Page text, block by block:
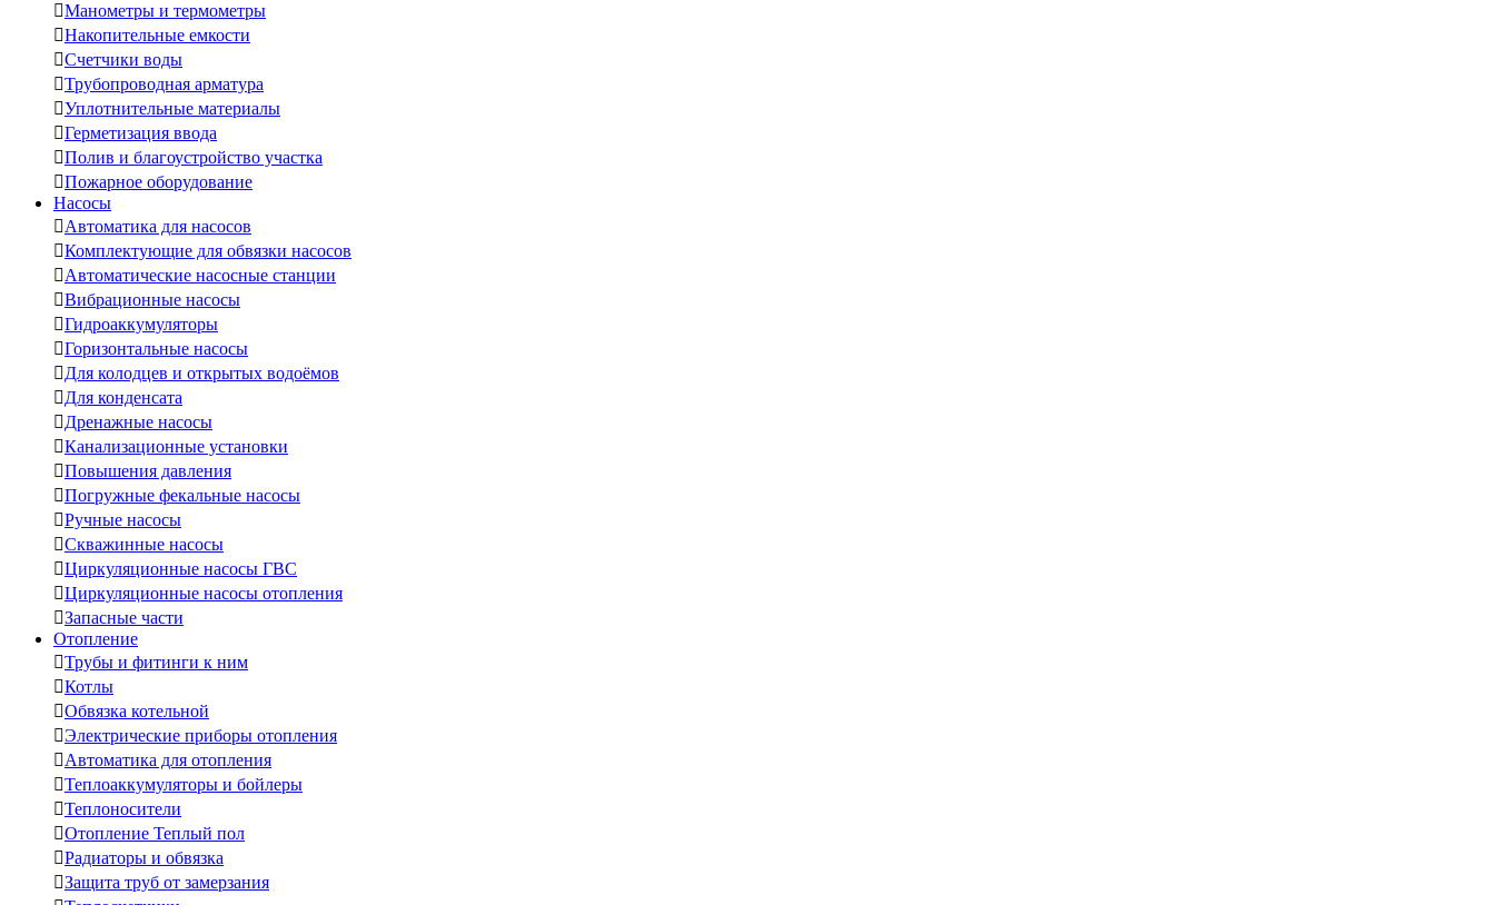
Манометры и термометры
Накопительные емкости
Счетчики воды
Трубопроводная арматура
Уплотнительные материалы
Герметизация ввода
Полив и благоустройство участка
Пожарное оборудование
Насосы
Автоматика для насосов
Комплектующие для обвязки насосов
Автоматические насосные станции
Вибрационные насосы
Гидроаккумуляторы
Горизонтальные насосы
Для колодцев и открытых водоёмов
Для конденсата
Дренажные насосы
Канализационные установки
Повышения давления
Погружные фекальные насосы
Ручные насосы
Скважинные насосы
Циркуляционные насосы ГВС
Циркуляционные насосы отопления
Запасные части
Отопление
Трубы и фитинги к ним
Котлы
Обвязка котельной
Электрические приборы отопления
Автоматика для отопления
Теплоаккумуляторы и бойлеры
Теплоносители
Отопление Теплый пол
Радиаторы и обвязка
Защита труб от замерзания